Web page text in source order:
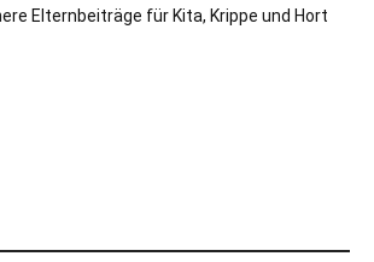
Elternbeiträge für Kita, Krippe und Hort